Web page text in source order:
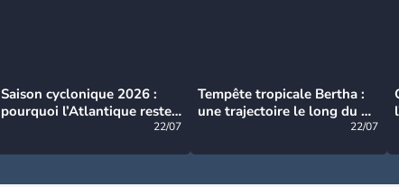
Saison cyclonique 2026 :
pourquoi l’Atlantique reste
22/07
Tempête tropicale Bertha :
une trajectoire le long du du
22/07